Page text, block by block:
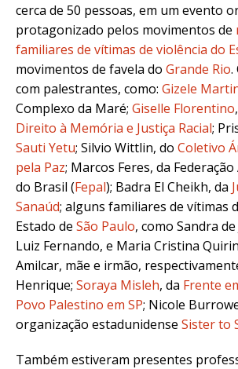
cerca de 50 pessoas, em um evento
protagonizado pelos movimentos de
familiares de vítimas de violência do
movimentos de favela do Grande Rio.
com palestrantes, como: Gizele
Complexo da Maré; Giselle Florentino
Direito à Memória e Justiça Racial;
Sauti Yetu; Silvio Wittlin, do Coletivo
pela Paz; Marcos Feres, da
do Brasil (Fepal); Badra El Cheikh, da
Sanaúd; alguns familiares de vítimas
Estado de São Paulo, como Sandra
Luiz Fernando, e Maria Cristina
Amilcar, mãe e irmão,
Henrique; Soraya Misleh, da Frente
Povo Palestino em SP; Nicole
organização estadunidense Sister to
Também estiveram presentes